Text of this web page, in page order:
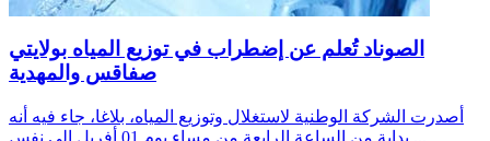
الصوناد تُعلم عن إضطراب في توزيع المياه بولايتي
صفاقس والمهدية
أصدرت الشركة الوطنية لاستغلال وتوزيع المياه، بلاغا، جاء فيه أنه
بداية من الساعة الرابعة من مساء يوم 01 أفريل إلى نفس ...